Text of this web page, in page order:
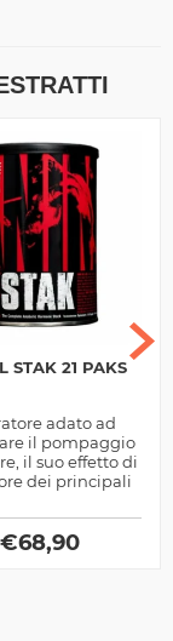
STAK 21 PAKS
adato ad
il pompaggio
il suo effetto di
dei principali
lo rendono uno
dei...
€68,90